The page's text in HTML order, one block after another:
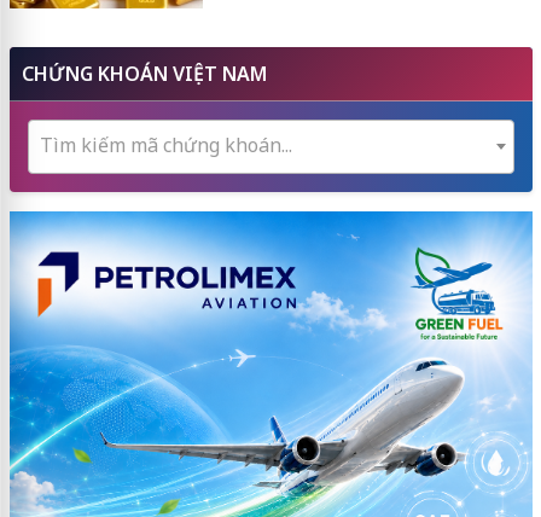
CHỨNG KHOÁN VIỆT NAM
Tìm kiếm mã chứng khoán...